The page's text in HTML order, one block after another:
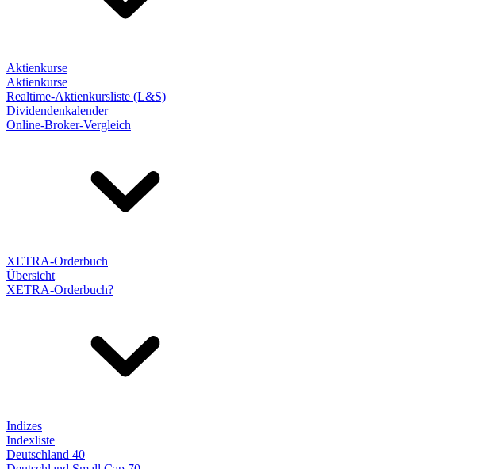
Aktienkurse
Aktienkurse
Realtime-Aktienkursliste (L&S)
Dividendenkalender
Online-Broker-Vergleich
XETRA-Orderbuch
Übersicht
XETRA-Orderbuch?
Indizes
Indexliste
Deutschland 40